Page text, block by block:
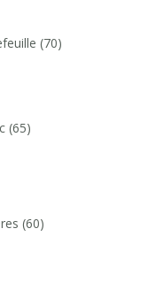
(70)
(65)
(60)